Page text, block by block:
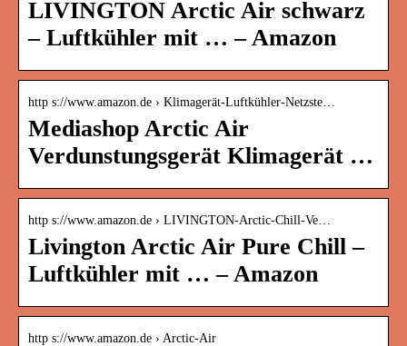
LIVINGTON Arctic Air schwarz
– Luftkühler mit … – Amazon
http s://www.amazon.de › Klimagerät-Luftkühler-Netzste…
Mediashop Arctic Air
Verdunstungsgerät Klimagerät …
http s://www.amazon.de › LIVINGTON-Arctic-Chill-Ve…
Livington Arctic Air Pure Chill –
Luftkühler mit … – Amazon
http s://www.amazon.de › Arctic-Air